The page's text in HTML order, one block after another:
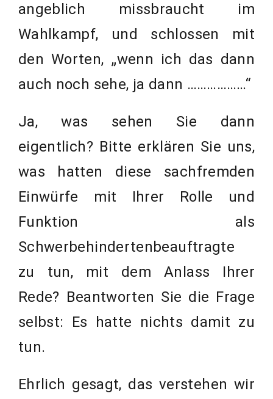
angeblich missbraucht im
Wahlkampf, und schlossen mit
den Worten, „wenn ich das dann
auch noch sehe, ja dann ………………“
Ja, was sehen Sie dann
eigentlich? Bitte erklären Sie uns,
was hatten diese sachfremden
Einwürfe mit Ihrer Rolle und
Funktion als
Schwerbehindertenbeauftragte
zu tun, mit dem Anlass Ihrer
Rede? Beantworten Sie die Frage
selbst: Es hatte nichts damit zu
tun.
Ehrlich gesagt, das verstehen wir